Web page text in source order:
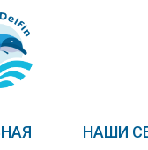
НАШИ